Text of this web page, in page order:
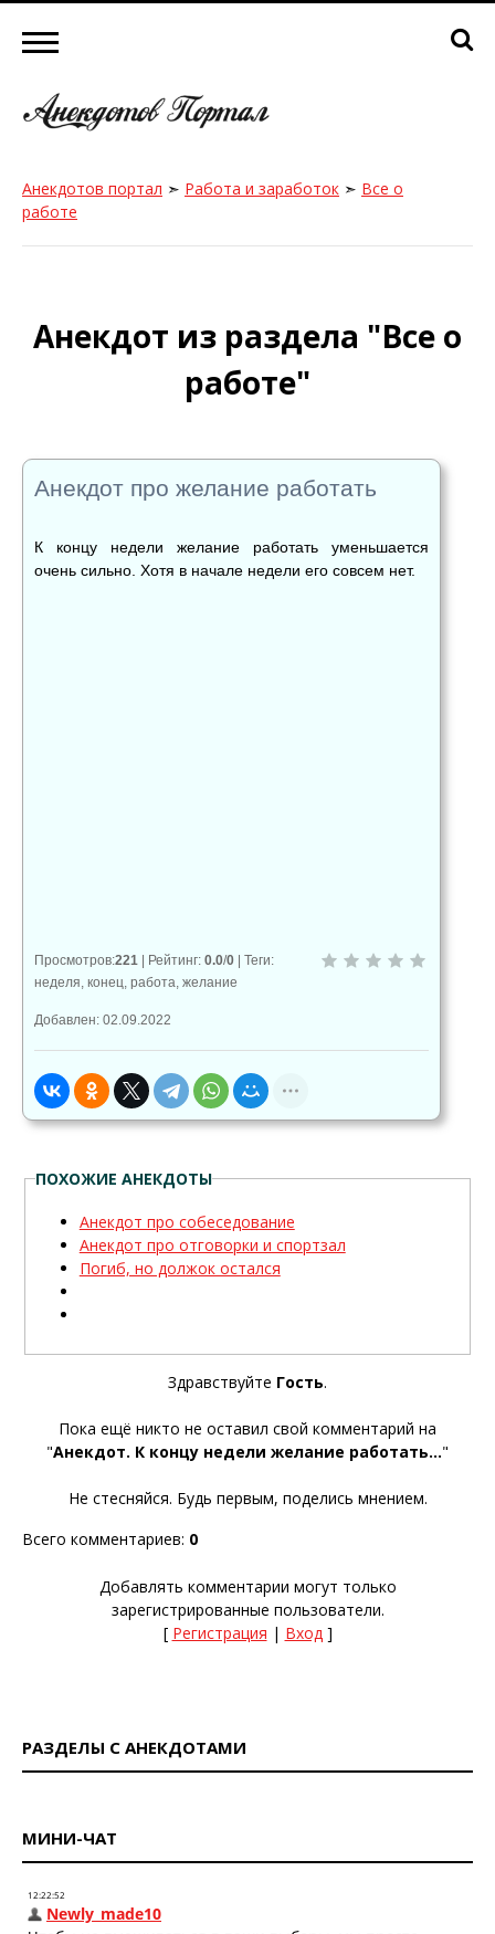
Анекдотов портал ➣ Работа и заработок ➣ Все о
работе
Анекдот из раздела "Все о
работе"
Анекдот про желание работать
К концу недели желание работать уменьшается
очень сильно. Хотя в начале недели его совсем нет.
Просмотров:221 | Рейтинг: 0.0/0 | Теги:
неделя конец работа желание
Добавлен: 02.09.2022
ПОХОЖИЕ АНЕКДОТЫ
Анекдот про собеседование
Анекдот про отговорки и спортзал
Погиб, но должок остался
Здравствуйте Гость.
Пока ещё никто не оставил свой комментарий на
"Анекдот. К концу недели желание работать..."
Не стесняйся. Будь первым, поделись мнением.
Всего комментариев: 0
Добавлять комментарии могут только
зарегистрированные пользователи.
[ Регистрация | Вход]
РАЗДЕЛЫ С АНЕКДОТАМИ
МИНИ-ЧАТ